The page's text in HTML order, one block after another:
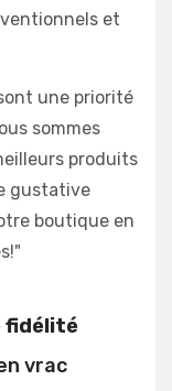
et
une priorité
sommes
produits
gustative
boutique en
fidélité
vrac